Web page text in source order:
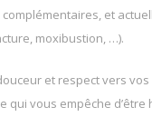
et
moxibustion, …).
et respect vers
qui vous empêche d’être